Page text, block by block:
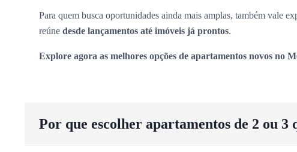
Para quem busca oportunidades ainda mais amplas, também vale
reúne desde lançamentos até imóveis já prontos.
Explore agora as melhores opções de apartamentos novos no
Por que escolher apartamentos de 2 ou 3